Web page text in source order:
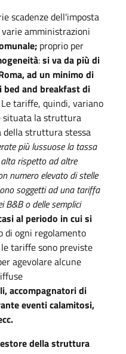
scadenze dell'imposta
varie amministrazioni
proprio per
:si va da più di
ad un minimo di
bed and breakfast di
Le tariffe, quindi, variano
situata la struttura
della struttura stessa
più lussuose la tassa
rispetto ad altre
numero elevato di stelle
soggetti ad una tariffa
B&B o delle semplici
al periodo in cui si
di ogni regolamento
tariffe sono previste
agevolare alcune
accompagnatori di
eventi calamitosi,
della struttura